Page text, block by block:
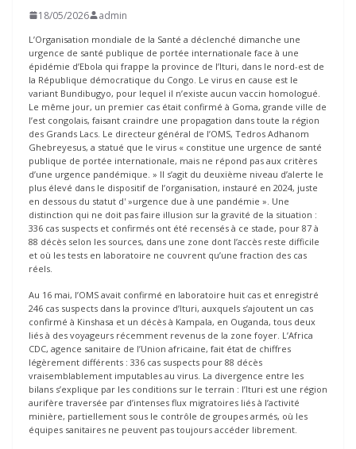
18/05/2026 admin
L’Organisation mondiale de la Santé a déclenché dimanche une
urgence de santé publique de portée internationale face à une
épidémie d’Ebola qui frappe la province de l’Ituri, dans le nord-est de
la République démocratique du Congo. Le virus en cause est le
variant Bundibugyo, pour lequel il n’existe aucun vaccin homologué.
Le même jour, un premier cas était confirmé à Goma, grande ville de
l’est congolais, faisant craindre une propagation dans toute la région
des Grands Lacs. Le directeur général de l’OMS, Tedros Adhanom
Ghebreyesus, a statué que le virus « constitue une urgence de santé
publique de portée internationale, mais ne répond pas aux critères
d’une urgence pandémique. » Il s’agit du deuxième niveau d’alerte le
plus élevé dans le dispositif de l’organisation, instauré en 2024, juste
en dessous du statut d' »urgence due à une pandémie ». Une
distinction qui ne doit pas faire illusion sur la gravité de la situation :
336 cas suspects et confirmés ont été recensés à ce stade, pour 87 à
88 décès selon les sources, dans une zone dont l’accès reste difficile
et où les tests en laboratoire ne couvrent qu’une fraction des cas
réels.
Au 16 mai, l’OMS avait confirmé en laboratoire huit cas et enregistré
246 cas suspects dans la province d’Ituri, auxquels s’ajoutent un cas
confirmé à Kinshasa et un décès à Kampala, en Ouganda, tous deux
liés à des voyageurs récemment revenus de la zone foyer. L’Africa
CDC, agence sanitaire de l’Union africaine, fait état de chiffres
légèrement différents : 336 cas suspects pour 88 décès
vraisemblablement imputables au virus. La divergence entre les
bilans s’explique par les conditions sur le terrain : l’Ituri est une région
aurifère traversée par d’intenses flux migratoires liés à l’activité
minière, partiellement sous le contrôle de groupes armés, où les
équipes sanitaires ne peuvent pas toujours accéder librement.